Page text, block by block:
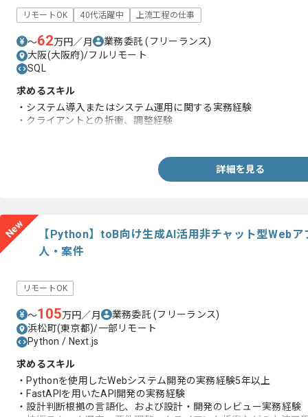
リモートOK 40代活躍中 上流工程の仕事
〜62万円／月 業務委託(フリーランス)
大阪(大阪府)/フルリモート
SQL
求めるスキル
・システム導入またはシステム運用に関する実務経験
・クライアントとの折衝、調整経験
詳細を見る
New
【Python】toB向け生成AI活用非チャット型Web
人・案件
リモートOK
〜105万円／月 業務委託(フリーランス)
浜松町(東京都)/一部リモート
Python / Next.js
求めるスキル
・Pythonを使用したWebシステム開発の実務経験5年以上
・FastAPIを用いたAPI開発の実務経験
・設計判断根拠の言語化、および設計・開発のレビュー実務経験